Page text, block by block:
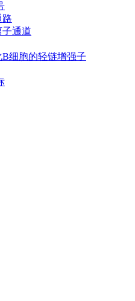
路
子通道
B细胞的轻链增强子